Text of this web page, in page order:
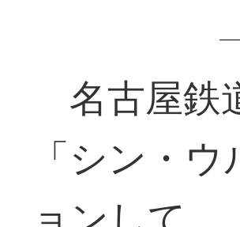
名古屋鉄
「シン・